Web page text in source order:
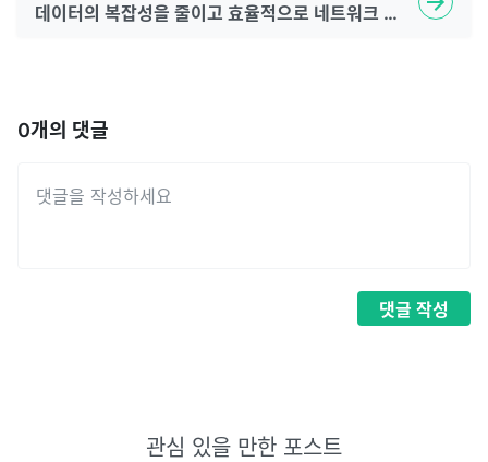
데이터의 복잡성을 줄이고 효율적으로 네트워크 요청하기(feat. nodejs, express)
0개의 댓글
댓글 작성
관심 있을 만한 포스트